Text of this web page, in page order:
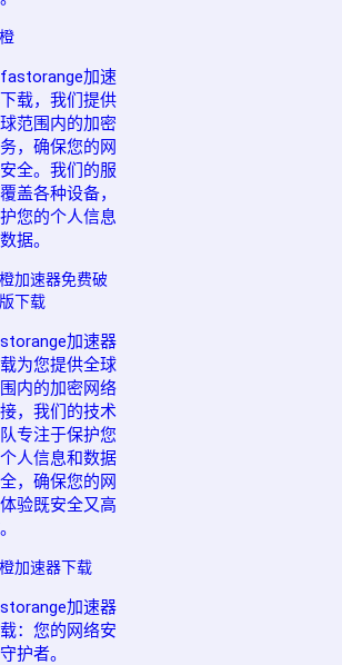
加速
载，我们提供
范围内的加密
，确保您的网
全。我们的服
盖各种设备，
您的个人信息
据。
加速器免费破
下载
加速器
为您提供全球
内的加密网络
，我们的技术
专注于保护您
人信息和数据
，确保您的网
验既安全又高
加速器下载
加速器
：您的网络安
护者。